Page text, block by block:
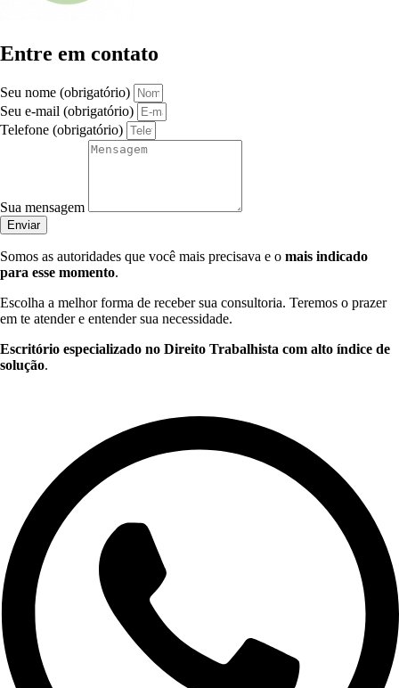
Entre em contato
Seu nome (obrigatório)
Seu e-mail (obrigatório)
Telefone (obrigatório)
Sua mensagem
Enviar
Somos as autoridades que você mais precisava e o mais indicado
para esse momento.
Escolha a melhor forma de receber sua consultoria. Teremos o prazer
em te atender e entender sua necessidade.
Escritório especializado no Direito Trabalhista com alto índice de
solução.